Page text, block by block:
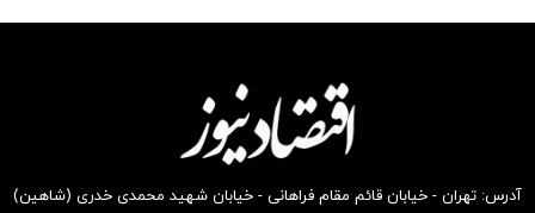
آدرس: تهران - خیابان قائم مقام فراهانی - خیابان شهید محمدی خدری (شاهین)